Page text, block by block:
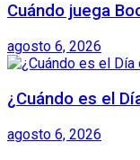
Cuándo juega
agosto 6, 2026
¿Cuándo es el
agosto 6, 2026